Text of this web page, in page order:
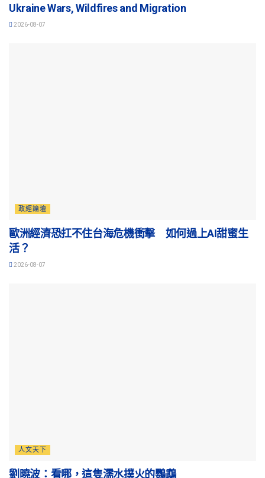
Ukraine Wars, Wildfires and Migration
2026-08-07
政經論壇
歐洲經濟恐扛不住台海危機衝擊 如何過上AI甜蜜生
活？
2026-08-07
人文天下
劉曉波：看哪，這隻濡水撲火的鸚鵡